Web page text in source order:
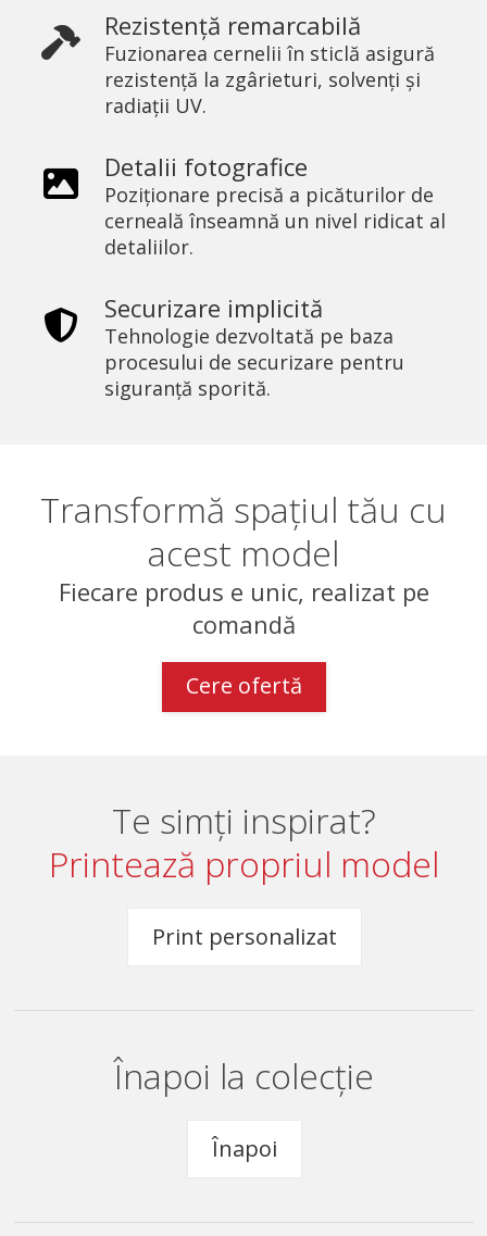
Rezistență remarcabilă
Fuzionarea cernelii în sticlă asigură
rezistență la zgârieturi, solvenți și
radiații UV.
Detalii fotografice
Poziționare precisă a picăturilor de
cerneală înseamnă un nivel ridicat al
detaliilor.
Securizare implicită
Tehnologie dezvoltată pe baza
procesului de securizare pentru
siguranță sporită.
Transformă spațiul tău cu
acest model
Fiecare produs e unic, realizat pe
comandă
Cere ofertă
Te simți inspirat?
Printează propriul model
Print personalizat
Înapoi la colecție
Înapoi